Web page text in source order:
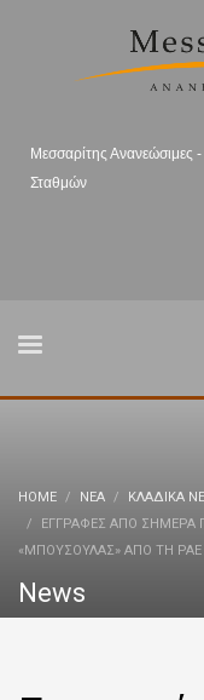
Μεσσαρίτης
Σταθμών
HOME ΝΕΑ
ΚΛΑΔΙΚΆ
ΕΓΓΡΑΦΈΣ ΑΠΌ ΣΉΜΕΡΑ
«ΜΠΟΎΣΟΥΛΑΣ» ΑΠΌ ΤΗ
News